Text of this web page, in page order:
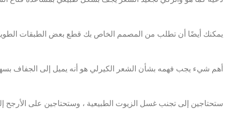
يمكنك أيضًا أن تطلب من المصمم الخاص بك قطع بعض الطبقات
أهم شيء يجب فهمه بشأن الشعر الكيرلي هو أنه يميل إلى الجفاف
ستحتاجين إلى تجنب غسل الزيوت الطبيعية ، وستحتاجين على